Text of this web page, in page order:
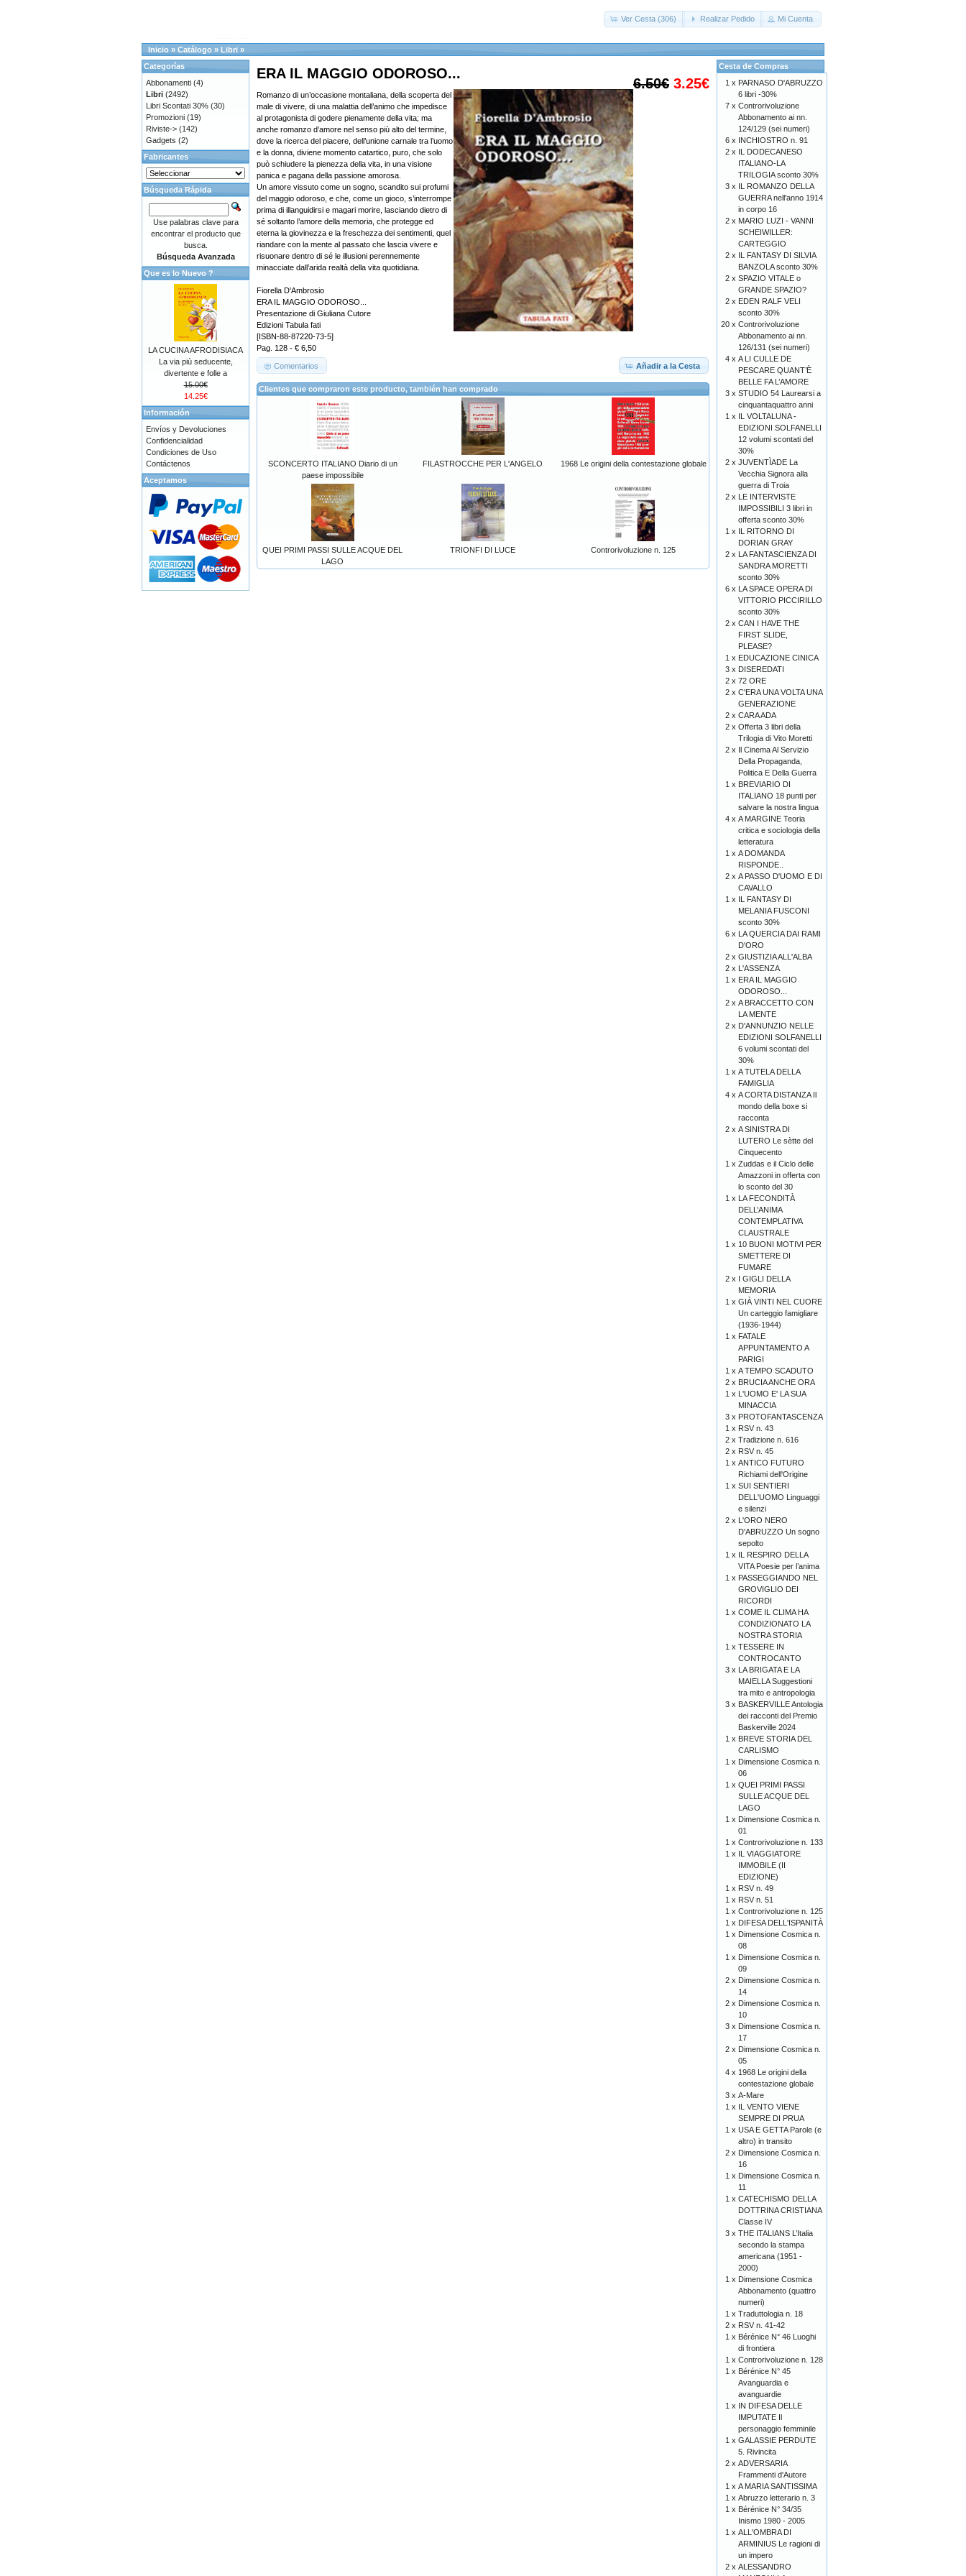
Ver Cesta (306) Realizar Pedido Mi Cuenta
Inicio » Catálogo » Libri »
6.50€ 3.25€
ERA IL MAGGIO ODOROSO...
Romanzo di un’occasione montaliana, della scoperta del
male di vivere, di una malattia dell’animo che impedisce
al protagonista di godere pienamente della vita; ma
anche romanzo d’amore nel senso più alto del termine,
dove la ricerca del piacere, dell’unione carnale tra l’uomo
e la donna, diviene momento catartico, puro, che solo
può schiudere la pienezza della vita, in una visione
panica e pagana della passione amorosa.
Un amore vissuto come un sogno, scandito sui profumi
del maggio odoroso, e che, come un gioco, s’interrompe
prima di illanguidirsi e magari morire, lasciando dietro di
sé soltanto l’amore della memoria, che protegge ed
eterna la giovinezza e la freschezza dei sentimenti, quel
riandare con la mente al passato che lascia vivere e
risuonare dentro di sé le illusioni perennemente
minacciate dall’arida realtà della vita quotidiana.
Fiorella D'Ambrosio
ERA IL MAGGIO ODOROSO...
Presentazione di Giuliana Cutore
Edizioni Tabula fati
[ISBN-88-87220-73-5]
Pag. 128 - € 6,50
Añadir a la Cesta
Comentarios
Clientes que compraron este producto, también han comprado
SCONCERTO ITALIANO Diario di un
paese impossibile
FILASTROCCHE PER L'ANGELO 1968 Le origini della contestazione globale
QUEI PRIMI PASSI SULLE ACQUE DEL
LAGO
TRIONFI DI LUCE Controrivoluzione n. 125
Categorías
Abbonamenti (4)
Libri (2492)
Libri Scontati 30% (30)
Promozioni (19)
Riviste-> (142)
Gadgets (2)
Fabricantes
Búsqueda Rápida
Use palabras clave para
encontrar el producto que
busca.
Búsqueda Avanzada
Que es lo Nuevo ?
LA CUCINA AFRODISIACA
La via più seducente,
divertente e folle a
15.00€
14.25€
Información
Envíos y Devoluciones
Confidencialidad
Condiciones de Uso
Contáctenos
Aceptamos
Cesta de Compras
1 x PARNASO D'ABRUZZO
6 libri -30%
7 x Controrivoluzione
Abbonamento ai nn.
124/129 (sei numeri)
6 x INCHIOSTRO n. 91
2 x IL DODECANESO
ITALIANO-LA
TRILOGIA sconto 30%
3 x IL ROMANZO DELLA
GUERRA nell'anno 1914
in corpo 16
2 x MARIO LUZI - VANNI
SCHEIWILLER:
CARTEGGIO
2 x IL FANTASY DI SILVIA
BANZOLA sconto 30%
2 x SPAZIO VITALE o
GRANDE SPAZIO?
2 x EDEN RALF VELI
sconto 30%
20 x Controrivoluzione
Abbonamento ai nn.
126/131 (sei numeri)
4 x A LI CULLE DE
PESCARE QUANT’È
BELLE FA L’AMORE
3 x STUDIO 54 Laurearsi a
cinquantaquattro anni
1 x IL VOLTALUNA -
EDIZIONI SOLFANELLI
12 volumi scontati del
30%
2 x JUVENTÌADE La
Vecchia Signora alla
guerra di Troia
2 x LE INTERVISTE
IMPOSSIBILI 3 libri in
offerta sconto 30%
1 x IL RITORNO DI
DORIAN GRAY
2 x LA FANTASCIENZA DI
SANDRA MORETTI
sconto 30%
6 x LA SPACE OPERA DI
VITTORIO PICCIRILLO
sconto 30%
2 x CAN I HAVE THE
FIRST SLIDE,
PLEASE?
1 x EDUCAZIONE CINICA
3 x DISEREDATI
2 x 72 ORE
2 x C'ERA UNA VOLTA UNA
GENERAZIONE
2 x CARA ADA
2 x Offerta 3 libri della
Trilogia di Vito Moretti
2 x Il Cinema Al Servizio
Della Propaganda,
Politica E Della Guerra
1 x BREVIARIO DI
ITALIANO 18 punti per
salvare la nostra lingua
4 x A MARGINE Teoria
critica e sociologia della
letteratura
1 x A DOMANDA
RISPONDE..
2 x A PASSO D'UOMO E DI
CAVALLO
1 x IL FANTASY DI
MELANIA FUSCONI
sconto 30%
6 x LA QUERCIA DAI RAMI
D'ORO
2 x GIUSTIZIA ALL'ALBA
2 x L'ASSENZA
1 x ERA IL MAGGIO
ODOROSO...
2 x A BRACCETTO CON
LA MENTE
2 x D'ANNUNZIO NELLE
EDIZIONI SOLFANELLI
6 volumi scontati del
30%
1 x A TUTELA DELLA
FAMIGLIA
4 x A CORTA DISTANZA Il
mondo della boxe si
racconta
2 x A SINISTRA DI
LUTERO Le sètte del
Cinquecento
1 x Zuddas e il Ciclo delle
Amazzoni in offerta con
lo sconto del 30
1 x LA FECONDITÀ
DELL’ANIMA
CONTEMPLATIVA
CLAUSTRALE
1 x 10 BUONI MOTIVI PER
SMETTERE DI
FUMARE
2 x I GIGLI DELLA
MEMORIA
1 x GIÀ VINTI NEL CUORE
Un carteggio famigliare
(1936-1944)
1 x FATALE
APPUNTAMENTO A
PARIGI
1 x A TEMPO SCADUTO
2 x BRUCIA ANCHE ORA
1 x L'UOMO E' LA SUA
MINACCIA
3 x PROTOFANTASCENZA
1 x RSV n. 43
2 x Tradizione n. 616
2 x RSV n. 45
1 x ANTICO FUTURO
Richiami dell'Origine
1 x SUI SENTIERI
DELL'UOMO Linguaggi
e silenzi
2 x L'ORO NERO
D'ABRUZZO Un sogno
sepolto
1 x IL RESPIRO DELLA
VITA Poesie per l’anima
1 x PASSEGGIANDO NEL
GROVIGLIO DEI
RICORDI
1 x COME IL CLIMA HA
CONDIZIONATO LA
NOSTRA STORIA
1 x TESSERE IN
CONTROCANTO
3 x LA BRIGATA E LA
MAIELLA Suggestioni
tra mito e antropologia
3 x BASKERVILLE Antologia
dei racconti del Premio
Baskerville 2024
1 x BREVE STORIA DEL
CARLISMO
1 x Dimensione Cosmica n.
06
1 x QUEI PRIMI PASSI
SULLE ACQUE DEL
LAGO
1 x Dimensione Cosmica n.
01
1 x Controrivoluzione n. 133
1 x IL VIAGGIATORE
IMMOBILE (II
EDIZIONE)
1 x RSV n. 49
1 x RSV n. 51
1 x Controrivoluzione n. 125
1 x DIFESA DELL'ISPANITÀ
1 x Dimensione Cosmica n.
08
1 x Dimensione Cosmica n.
09
2 x Dimensione Cosmica n.
14
2 x Dimensione Cosmica n.
10
3 x Dimensione Cosmica n.
17
2 x Dimensione Cosmica n.
05
4 x 1968 Le origini della
contestazione globale
3 x A-Mare
1 x IL VENTO VIENE
SEMPRE DI PRUA
1 x USA E GETTA Parole (e
altro) in transito
2 x Dimensione Cosmica n.
16
1 x Dimensione Cosmica n.
11
1 x CATECHISMO DELLA
DOTTRINA CRISTIANA
Classe IV
3 x THE ITALIANS L’Italia
secondo la stampa
americana (1951 -
2000)
1 x Dimensione Cosmica
Abbonamento (quattro
numeri)
1 x Traduttologia n. 18
2 x RSV n. 41-42
1 x Bérénice N° 46 Luoghi
di frontiera
1 x Controrivoluzione n. 128
1 x Bérénice N° 45
Avanguardia e
avanguardie
1 x IN DIFESA DELLE
IMPUTATE Il
personaggio femminile
1 x GALASSIE PERDUTE
5. Rivincita
2 x ADVERSARIA
Frammenti d'Autore
1 x A MARIA SANTISSIMA
1 x Abruzzo letterario n. 3
1 x Bérénice N° 34/35
Inismo 1980 - 2005
1 x ALL'OMBRA DI
ARMINIUS Le ragioni di
un impero
2 x ALESSANDRO